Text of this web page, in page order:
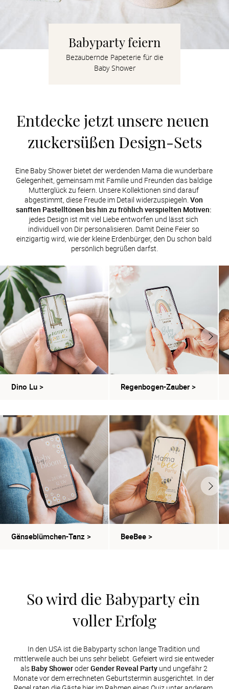
Babyparty feiern
Bezaubernde Papeterie für die
Baby Shower
Entdecke jetzt unsere neuen
zuckersüßen Design-Sets
Eine Baby Shower bietet der werdenden Mama die wunderbare
Gelegenheit, gemeinsam mit Familie und Freunden das baldige
Mutterglück zu feiern. Unsere Kollektionen sind darauf
abgestimmt, diese Freude im Detail widerzuspiegeln. Von
sanften Pastelltönen bis hin zu fröhlich verspielten Motiven:
jedes Design ist mit viel Liebe entworfen und lässt sich
individuell von Dir personalisieren. Damit Deine Feier so
einzigartig wird, wie der kleine Erdenbürger, den Du schon bald
persönlich begrüßen darfst.
Dino Lu> Regenbogen-Zauber>
Gänseblümchen-Tanz > BeeBee>
So wird die Babyparty ein
voller Erfolg
In den USA ist die Babyparty schon lange Tradition und
mittlerweile auch bei uns sehr beliebt. Gefeiert wird sie entweder
als Baby Shower oder Gender Reveal Party und ungefähr 2
Monate vor dem errechneten Geburtstermin ausgerichtet. In der